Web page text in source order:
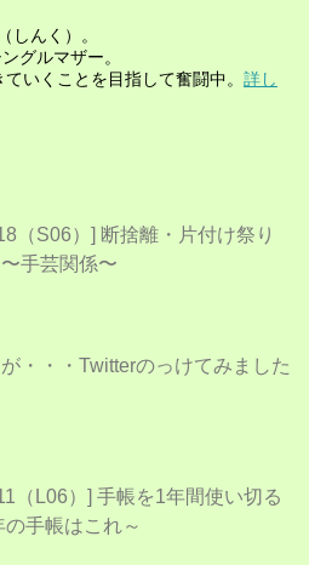
しんく）。
グルマザー。
いくことを目指して奮闘中。 詳し
（S06）] 断捨離・片付け祭り
手芸関係〜
・・・Twitterのっけてみました
（L06）] 手帳を1年間使い切る
の手帳はこれ～